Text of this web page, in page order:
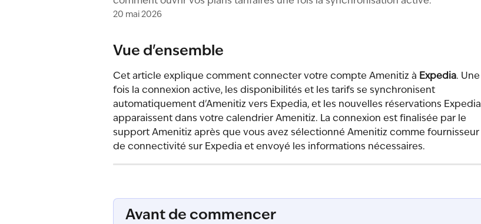
20 mai 2026
Vue d'ensemble
Cet article explique comment connecter votre compte Amenitiz à Expedia. Une
fois la connexion active, les disponibilités et les tarifs se synchronisent
automatiquement d'Amenitiz vers Expedia, et les nouvelles réservations Expedia
apparaissent dans votre calendrier Amenitiz. La connexion est finalisée par le
support Amenitiz après que vous avez sélectionné Amenitiz comme fournisseur
de connectivité sur Expedia et envoyé les informations nécessaires.
Avant de commencer